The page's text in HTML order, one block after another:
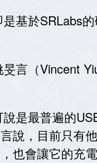
基於SRLabs
言（Vincent
是最普遍的
說，目前只有
也會讓它的充電